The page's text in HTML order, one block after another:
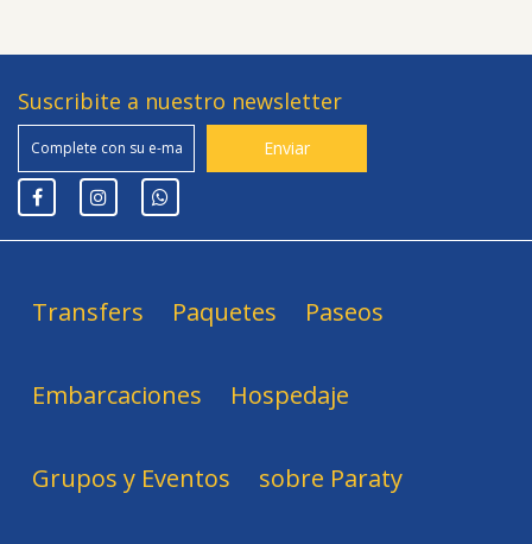
Suscribite a nuestro newsletter
Transfers Paquetes Paseos
Embarcaciones Hospedaje
Grupos y Eventos sobre Paraty